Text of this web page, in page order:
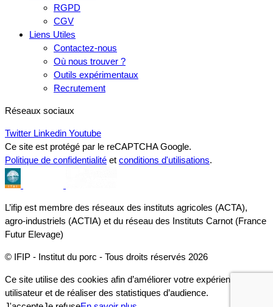
RGPD
CGV
Liens Utiles
Contactez-nous
Où nous trouver ?
Outils expérimentaux
Recrutement
Réseaux sociaux
Twitter Linkedin Youtube
Ce site est protégé par le reCAPTCHA Google.
Politique de confidentialité et conditions d'utilisations.
L’ifip est membre des réseaux des instituts agricoles (ACTA),
agro-industriels (ACTIA) et du réseau des Instituts Carnot (France
Futur Elevage)
© IFIP - Institut du porc - Tous droits réservés 2026
Ce site utilise des cookies afin d’améliorer votre expérience
utilisateur et de réaliser des statistiques d’audience.